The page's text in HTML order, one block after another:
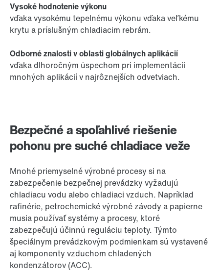
Bezpečné a spoľahlivé riešenie
pohonu pre suché chladiace veže
Mnohé priemyselné výrobné procesy si na
zabezpečenie bezpečnej prevádzky vyžadujú
chladiacu vodu alebo chladiaci vzduch. Napríklad
rafinérie, petrochemické výrobné závody a papierne
musia používať systémy a procesy, ktoré
zabezpečujú účinnú reguláciu teploty. Týmto
špeciálnym prevádzkovým podmienkam sú vystavené
aj komponenty vzduchom chladených
kondenzátorov (ACC).
Vysoké hodnotenie výkonu
vďaka vysokému tepelnému výkonu vďaka veľkému
krytu a príslušným chladiacim rebrám.
Odborné znalosti v oblasti globálnych aplikácií
vďaka dlhoročným úspechom pri implementácii
mnohých aplikácií v najrôznejších odvetviach.